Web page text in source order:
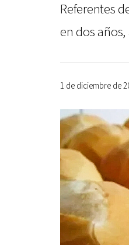
Referentes
en dos
1 de diciembre de